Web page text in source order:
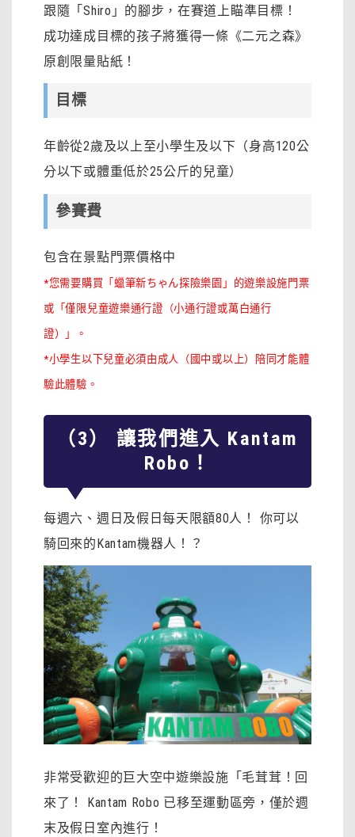
跟隨「Shiro」的腳步，在賽道上瞄準目標！
成功達成目標的孩子將獲得一條《二元之森》
原創限量貼紙！
目標
年齡從2歲及以上至小學生及以下（身高120公
分以下或體重低於25公斤的兒童）
參賽費
包含在景點門票價格中
*您需要購買「蠟筆新ちゃん探險樂園」的遊樂設施門票
或「僅限兒童遊樂通行證（小通行證或萬白通行
證）」。
*小學生以下兒童必須由成人（國中或以上）陪同才能體
驗此體驗。
（3） 讓我們進入 Kantam
Robo！
每週六、週日及假日每天限額80人！ 你可以
騎回來的Kantam機器人！？
非常受歡迎的巨大空中遊樂設施「毛茸茸！回
來了！ Kantam Robo 已移至運動區旁，僅於週
末及假日室內進行！